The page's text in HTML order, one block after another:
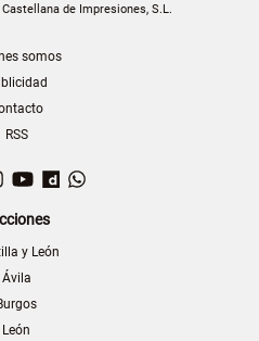
de Impresiones, S.L.
somos
RSS
Instagram
YouTubeDailymotion
y León
Ávila
León